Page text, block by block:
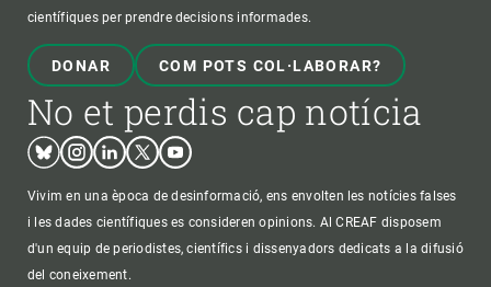
científiques per prendre decisions informades.
DONAR COM POTS COL·LABORAR?
No et perdis cap notícia
BlueskyInstagram
LinkedinTwitterYoutube
Vivim en una època de desinformació, ens envolten les notícies falses
i les dades científiques es consideren opinions. Al CREAF disposem
d'un equip de periodistes, científics i dissenyadors dedicats a la difusió
del coneixement.